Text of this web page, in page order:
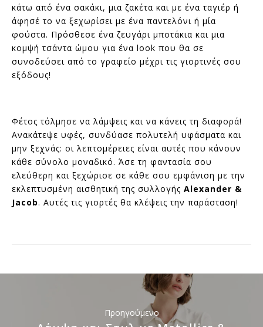
κάτω από ένα σακάκι, μια ζακέτα και με ένα ταγιέρ ή
άφησέ το να ξεχωρίσει με ένα παντελόνι ή μία
φούστα. Πρόσθεσε ένα ζευγάρι μποτάκια και μια
κομψή τσάντα ώμου για ένα look που θα σε
συνοδεύσει από το γραφείο μέχρι τις γιορτινές σου
εξόδους!
Φέτος τόλμησε να λάμψεις και να κάνεις τη διαφορά!
Ανακάτεψε υφές, συνδύασε πολυτελή υφάσματα και
μην ξεχνάς: οι λεπτομέρειες είναι αυτές που κάνουν
κάθε σύνολο μοναδικό. Άσε τη φαντασία σου
ελεύθερη και ξεχώρισε σε κάθε σου εμφάνιση με την
εκλεπτυσμένη αισθητική της συλλογής Alexander &
Jacob. Αυτές τις γιορτές θα κλέψεις την παράσταση!
Προηγούμενο